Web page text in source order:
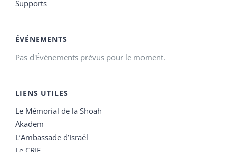
Supports
ÉVÉNEMENTS
Pas d'Évènements prévus pour le moment.
LIENS UTILES
Le Mémorial de la Shoah
Akadem
L’Ambassade d’Israël